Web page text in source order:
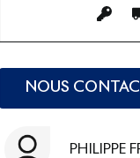
PHILIPPE